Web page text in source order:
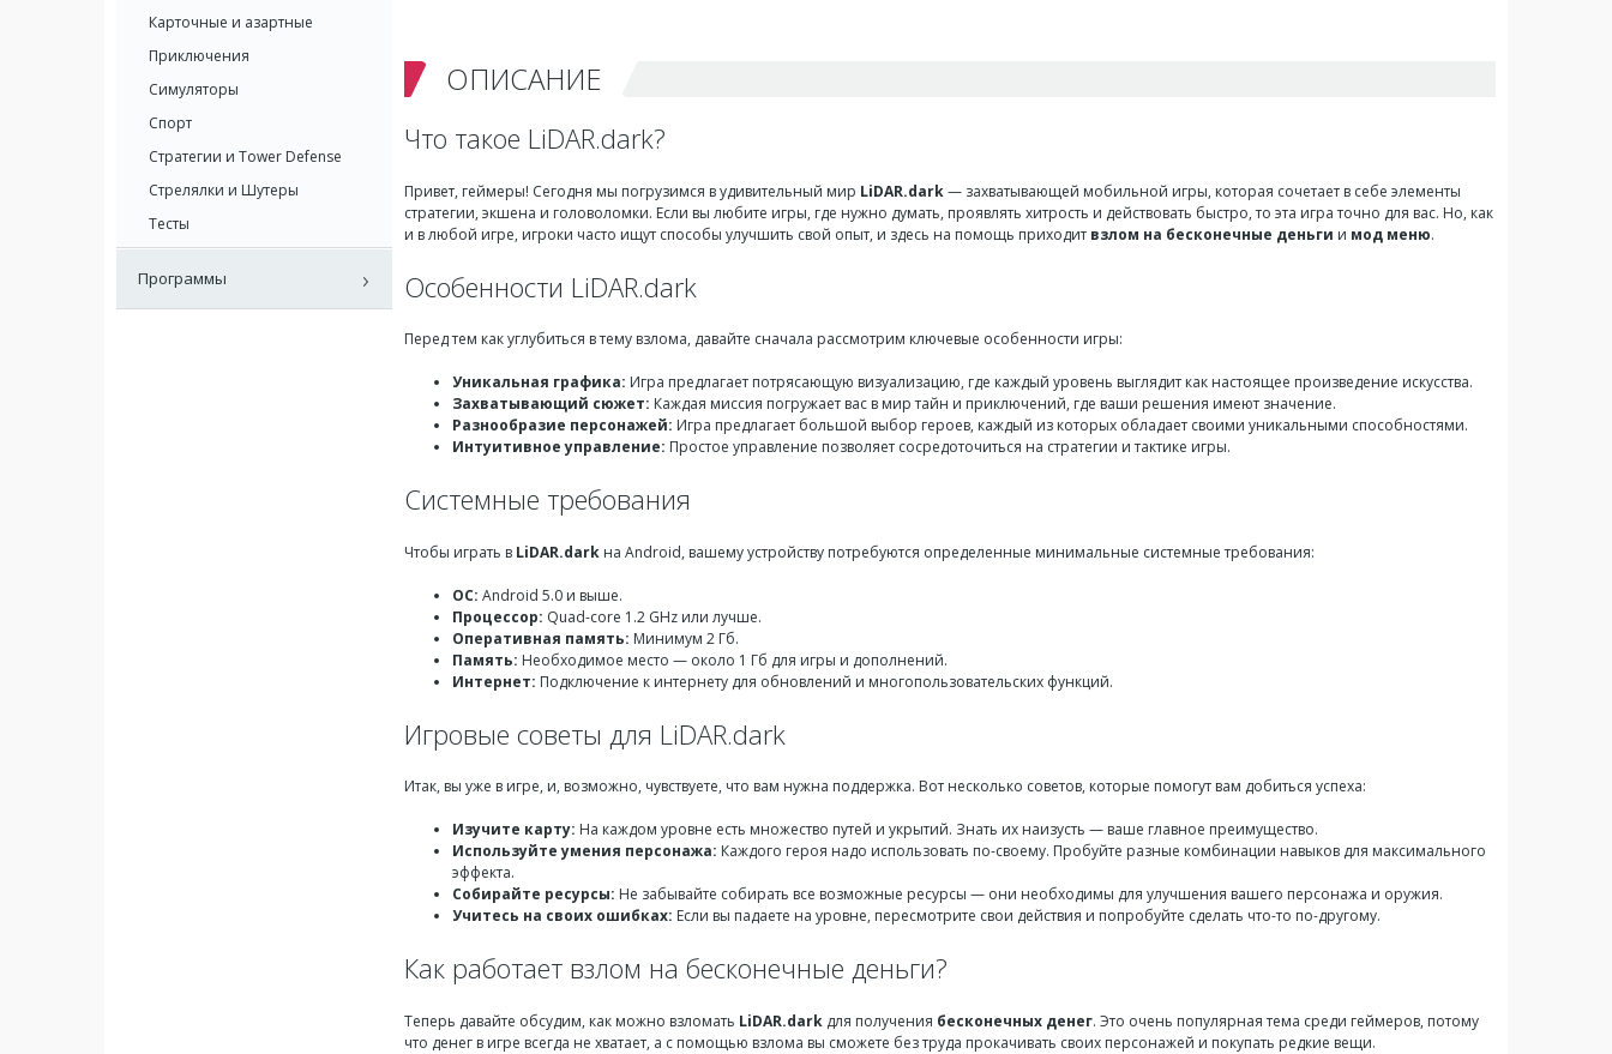
ОПИСАНИЕ
Что такое LiDAR.dark?
Привет, геймеры! Сегодня мы погрузимся в удивительный мир LiDAR.dark— захватывающей мобильной игры, которая сочетает в себе элементы
стратегии, экшена и головоломки. Если вы любите игры, где нужно думать, проявлять хитрость и действовать быстро, то эта игра точно для вас. Но, как
и в любой игре, игроки часто ищут способы улучшить свой опыт, и здесь на помощь приходит взлом на бесконечные деньги и мод меню.
Особенности LiDAR.dark
Перед тем как углубиться в тему взлома, давайте сначала рассмотрим ключевые особенности игры:
Уникальная графика: Игра предлагает потрясающую визуализацию, где каждый уровень выглядит как настоящее произведение искусства.
Захватывающий сюжет: Каждая миссия погружает вас в мир тайн и приключений, где ваши решения имеют значение.
Разнообразие персонажей: Игра предлагает большой выбор героев, каждый из которых обладает своими уникальными способностями.
Интуитивное управление: Простое управление позволяет сосредоточиться на стратегии и тактике игры.
Системные требования
Чтобы играть в LiDAR.dark на Android, вашему устройству потребуются определенные минимальные системные требования:
ОС: Android 5.0 и выше.
Процессор: Quad-core 1.2 GHz или лучше.
Оперативная память: Минимум 2 Гб.
Память: Необходимое место — около 1 Гб для игры и дополнений.
Интернет: Подключение к интернету для обновлений и многопользовательских функций.
Игровые советы для LiDAR.dark
Итак, вы уже в игре, и, возможно, чувствуете, что вам нужна поддержка. Вот несколько советов, которые помогут вам добиться успеха:
Изучите карту: На каждом уровне есть множество путей и укрытий. Знать их наизусть — ваше главное преимущество.
Используйте умения персонажа: Каждого героя надо использовать по-своему. Пробуйте разные комбинации навыков для максимального
эффекта.
Собирайте ресурсы: Не забывайте собирать все возможные ресурсы — они необходимы для улучшения вашего персонажа и оружия.
Учитесь на своих ошибках: Если вы падаете на уровне, пересмотрите свои действия и попробуйте сделать что-то по-другому.
Как работает взлом на бесконечные деньги?
Теперь давайте обсудим, как можно взломать LiDAR.dark для получения бесконечных денег. Это очень популярная тема среди геймеров, потому
что денег в игре всегда не хватает, а с помощью взлома вы сможете без труда прокачивать своих персонажей и покупать редкие вещи.
Карточные и азартные
Приключения
Симуляторы
Спорт
Стратегии и Tower Defense
Стрелялки и Шутеры
Тесты
Программы